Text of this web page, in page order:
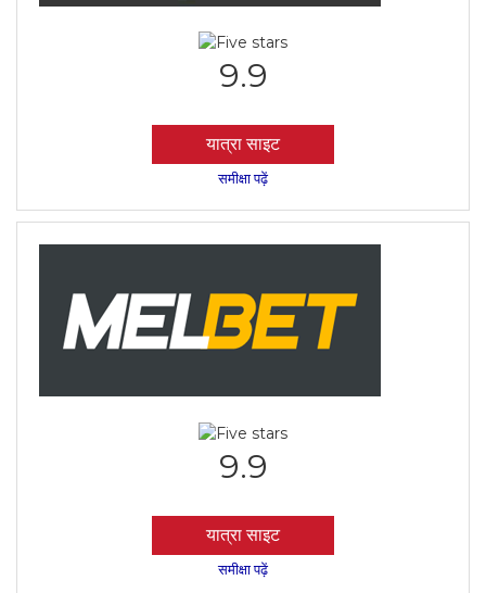
9.9
यात्रा साइट
समीक्षा पढ़ें
9.9
यात्रा साइट
समीक्षा पढ़ें